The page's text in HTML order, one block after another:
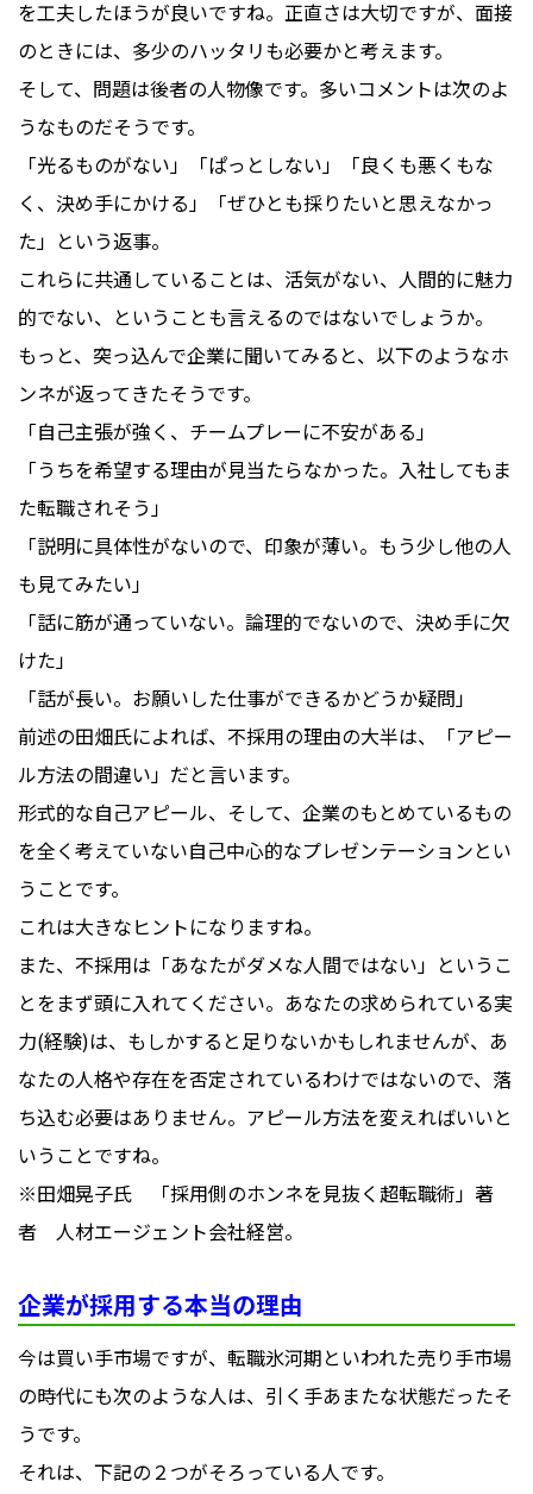
を工夫したほうが良いですね。正直さは大切ですが、面接
のときには、多少のハッタリも必要かと考えます。
そして、問題は後者の人物像です。多いコメントは次のよ
うなものだそうです。
「光るものがない」「ぱっとしない」「良くも悪くもな
く、決め手にかける」「ぜひとも採りたいと思えなかっ
た」という返事。
これらに共通していることは、活気がない、人間的に魅力
的でない、ということも言えるのではないでしょうか。
もっと、突っ込んで企業に聞いてみると、以下のようなホ
ンネが返ってきたそうです。
「自己主張が強く、チームプレーに不安がある」
「うちを希望する理由が見当たらなかった。入社してもま
た転職されそう」
「説明に具体性がないので、印象が薄い。もう少し他の人
も見てみたい」
「話に筋が通っていない。論理的でないので、決め手に欠
けた」
「話が長い。お願いした仕事ができるかどうか疑問」
前述の田畑氏によれば、不採用の理由の大半は、「アピー
ル方法の間違い」だと言います。
形式的な自己アピール、そして、企業のもとめているもの
を全く考えていない自己中心的なプレゼンテーションとい
うことです。
これは大きなヒントになりますね。
また、不採用は「あなたがダメな人間ではない」というこ
とをまず頭に入れてください。あなたの求められている実
力(経験)は、もしかすると足りないかもしれませんが、あ
なたの人格や存在を否定されているわけではないので、落
ち込む必要はありません。アピール方法を変えればいいと
いうことですね。
※田畑晃子氏 「採用側のホンネを見抜く超転職術」著
者 人材エージェント会社経営。
企業が採用する本当の理由
今は買い手市場ですが、転職氷河期といわれた売り手市場
の時代にも次のような人は、引く手あまたな状態だったそ
うです。
それは、下記の２つがそろっている人です。